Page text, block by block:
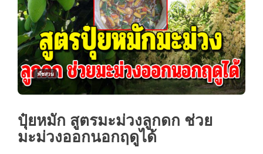
พืชสวน
ปุ๋ยหมัก สูตรมะม่วงลูกดก ช่วย
มะม่วงออกนอกฤดูได้